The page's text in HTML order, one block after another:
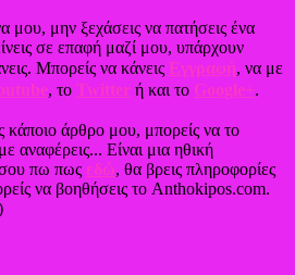
μου, μην ξεχάσεις να πατήσεις ένα
σε επαφή μαζί μου, υπάρχουν
Μπορείς να κάνεις Εγγραφή, να με
, το Twitter ή και το Google+.
κάποιο άρθρο μου, μπορείς να το
αναφέρεις... Είναι μια ηθική
πω πως εδώ, θα βρεις πληροφορίες
να βοηθήσεις το Anthokipos.com.